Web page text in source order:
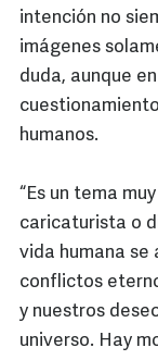
intención no
imágenes
duda, aunque
humanos.
“Es un tema
caricaturista o
vida humana se
conflictos
y nuestros
universo. Hay